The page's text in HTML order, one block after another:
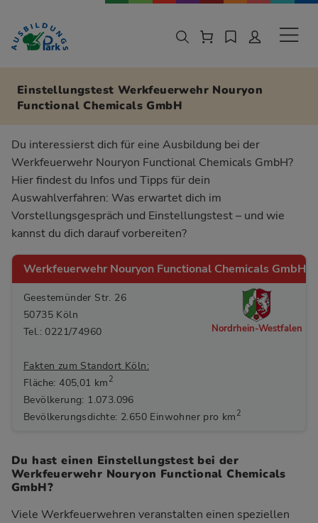
Zur Navigation springen
Zu den Hauptinhalten springen
Einstellungstest Werkfeuerwehr Nouryon
Functional Chemicals GmbH
Du interessierst dich für eine Ausbildung bei der
Werkfeuerwehr Nouryon Functional Chemicals GmbH?
Hier findest du Infos und Tipps für dein
Auswahlverfahren: Was erwartet dich im
Vorstellungsgespräch und Einstellungstest – und wie
kannst du dich darauf vorbereiten?
Werkfeuerwehr Nouryon Functional Chemicals GmbH
Geestemünder Str. 26
50735 Köln
Tel.: 0221/74960
Fakten zum Standort Köln:
Fläche: 405,01 km 2
Bevölkerung: 1.073.096
Bevölkerungsdichte: 2.650 Einwohner pro km 2
Nordrhein-Westfalen
Du hast einen Einstellungstest bei der
Werkfeuerwehr Nouryon Functional Chemicals
GmbH?
Viele Werkfeuerwehren veranstalten einen speziellen